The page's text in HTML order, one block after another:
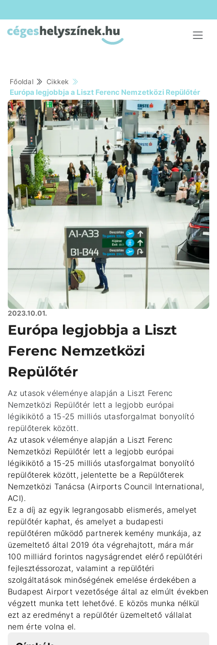
Főoldal Cikkek
Európa legjobbja a Liszt Ferenc Nemzetközi Repülőtér
2023.10.01.
Európa legjobbja a Liszt
Ferenc Nemzetközi
Repülőtér
Az utasok véleménye alapján a Liszt Ferenc
Nemzetközi Repülőtér lett a legjobb európai
légikikötő a 15-25 milliós utasforgalmat bonyolító
repülőterek között.
Az utasok véleménye alapján a Liszt Ferenc
Nemzetközi Repülőtér lett a legjobb európai
légikikötő a 15-25 milliós utasforgalmat bonyolító
repülőterek között, jelentette be a Repülőterek
Nemzetközi Tanácsa (Airports Council International,
ACI).
Ez a díj az egyik legrangosabb elismerés, amelyet
repülőtér kaphat, és amelyet a budapesti
repülőtéren működő partnerek kemény munkája, az
üzemeltető által 2019 óta végrehajtott, mára már
100 milliárd forintos nagyságrendet elérő repülőtéri
fejlesztéssorozat, valamint a repülőtéri
szolgáltatások minőségének emelése érdekében a
Budapest Airport vezetősége által az elmúlt években
végzett munka tett lehetővé. E közös munka nélkül
ezt az eredményt a repülőtér üzemeltető vállalat
nem érte volna el.